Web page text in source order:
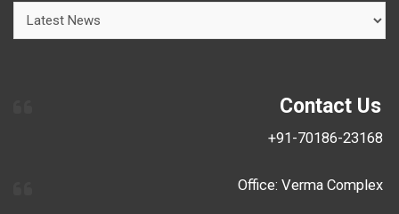
Contact Us
+91-70186-23168
Office: Verma Complex